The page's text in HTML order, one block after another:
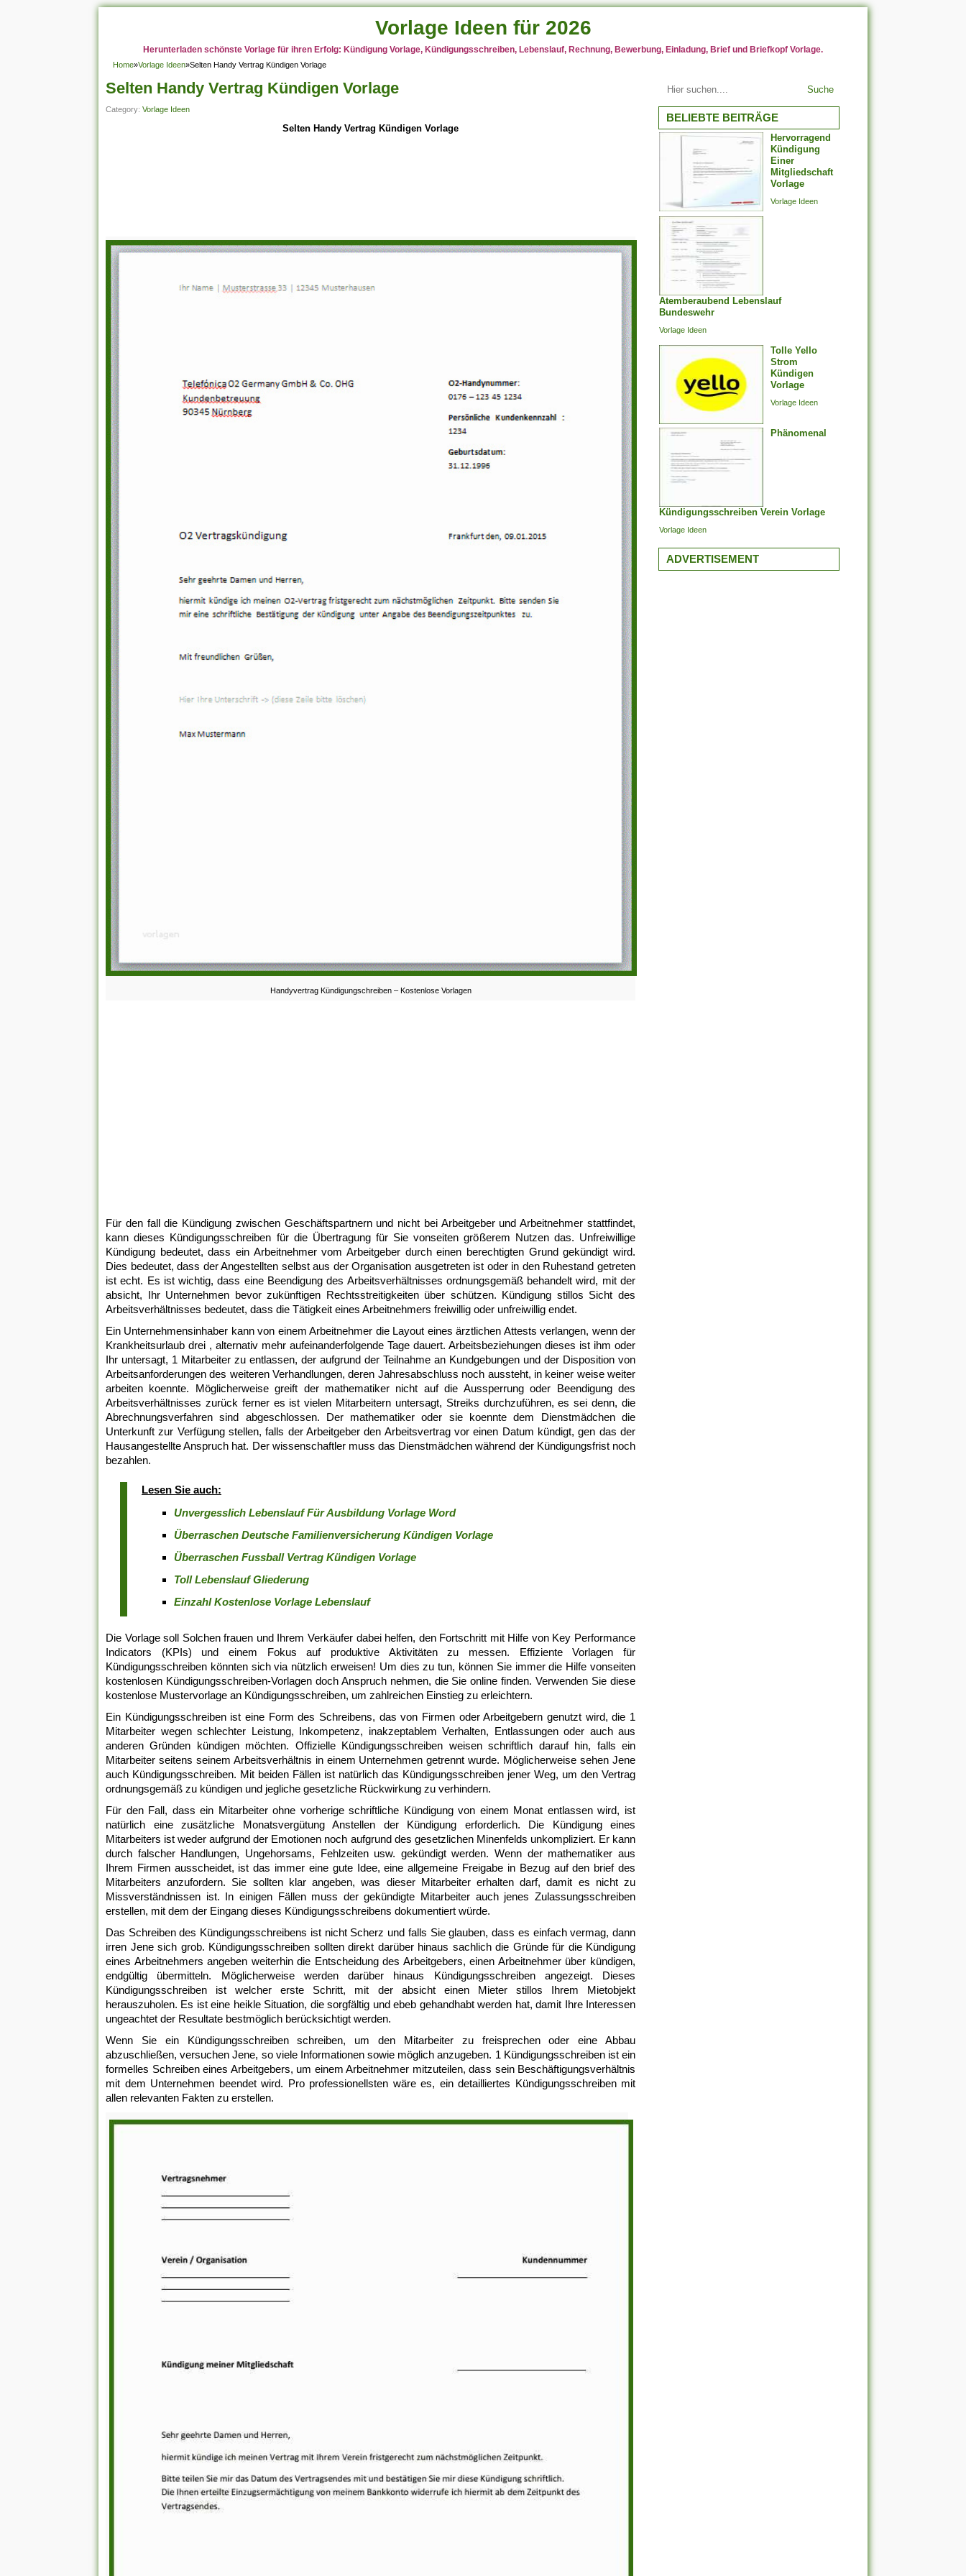
Vorlage Ideen für 2026
Herunterladen schönste Vorlage für ihren Erfolg: Kündigung Vorlage, Kündigungsschreiben, Lebenslauf, Rechnung, Bewerbung, Einladung, Brief und Briefkopf Vorlage.
Home»Vorlage Ideen»Selten Handy Vertrag Kündigen Vorlage
Selten Handy Vertrag Kündigen Vorlage
Category: Vorlage Ideen
Selten Handy Vertrag Kündigen Vorlage
Handyvertrag Kündigungschreiben – Kostenlose Vorlagen
Für den fall die Kündigung zwischen Geschäftspartnern und nicht bei Arbeitgeber und Arbeitnehmer stattfindet,
kann dieses Kündigungsschreiben für die Übertragung für Sie vonseiten größerem Nutzen das. Unfreiwillige
Kündigung bedeutet, dass ein Arbeitnehmer vom Arbeitgeber durch einen berechtigten Grund gekündigt wird.
Dies bedeutet, dass der Angestellten selbst aus der Organisation ausgetreten ist oder in den Ruhestand getreten
ist echt. Es ist wichtig, dass eine Beendigung des Arbeitsverhältnisses ordnungsgemäß behandelt wird, mit der
absicht, Ihr Unternehmen bevor zukünftigen Rechtsstreitigkeiten über schützen. Kündigung stillos Sicht des
Arbeitsverhältnisses bedeutet, dass die Tätigkeit eines Arbeitnehmers freiwillig oder unfreiwillig endet.
Ein Unternehmensinhaber kann von einem Arbeitnehmer die Layout eines ärztlichen Attests verlangen, wenn der
Krankheitsurlaub drei , alternativ mehr aufeinanderfolgende Tage dauert. Arbeitsbeziehungen dieses ist ihm oder
Ihr untersagt, 1 Mitarbeiter zu entlassen, der aufgrund der Teilnahme an Kundgebungen und der Disposition von
Arbeitsanforderungen des weiteren Verhandlungen, deren Jahresabschluss noch aussteht, in keiner weise weiter
arbeiten koennte. Möglicherweise greift der mathematiker nicht auf die Aussperrung oder Beendigung des
Arbeitsverhältnisses zurück ferner es ist vielen Mitarbeitern untersagt, Streiks durchzuführen, es sei denn, die
Abrechnungsverfahren sind abgeschlossen. Der mathematiker oder sie koennte dem Dienstmädchen die
Unterkunft zur Verfügung stellen, falls der Arbeitgeber den Arbeitsvertrag vor einen Datum kündigt, gen das der
Hausangestellte Anspruch hat. Der wissenschaftler muss das Dienstmädchen während der Kündigungsfrist noch
bezahlen.
Lesen Sie auch:
Unvergesslich Lebenslauf Für Ausbildung Vorlage Word
Überraschen Deutsche Familienversicherung Kündigen Vorlage
Überraschen Fussball Vertrag Kündigen Vorlage
Toll Lebenslauf Gliederung
Einzahl Kostenlose Vorlage Lebenslauf
Die Vorlage soll Solchen frauen und Ihrem Verkäufer dabei helfen, den Fortschritt mit Hilfe von Key Performance
Indicators (KPIs) und einem Fokus auf produktive Aktivitäten zu messen. Effiziente Vorlagen für
Kündigungsschreiben könnten sich via nützlich erweisen! Um dies zu tun, können Sie immer die Hilfe vonseiten
kostenlosen Kündigungsschreiben-Vorlagen doch Anspruch nehmen, die Sie online finden. Verwenden Sie diese
kostenlose Mustervorlage an Kündigungsschreiben, um zahlreichen Einstieg zu erleichtern.
Ein Kündigungsschreiben ist eine Form des Schreibens, das von Firmen oder Arbeitgebern genutzt wird, die 1
Mitarbeiter wegen schlechter Leistung, Inkompetenz, inakzeptablem Verhalten, Entlassungen oder auch aus
anderen Gründen kündigen möchten. Offizielle Kündigungsschreiben weisen schriftlich darauf hin, falls ein
Mitarbeiter seitens seinem Arbeitsverhältnis in einem Unternehmen getrennt wurde. Möglicherweise sehen Jene
auch Kündigungsschreiben. Mit beiden Fällen ist natürlich das Kündigungsschreiben jener Weg, um den Vertrag
ordnungsgemäß zu kündigen und jegliche gesetzliche Rückwirkung zu verhindern.
Für den Fall, dass ein Mitarbeiter ohne vorherige schriftliche Kündigung von einem Monat entlassen wird, ist
natürlich eine zusätzliche Monatsvergütung Anstellen der Kündigung erforderlich. Die Kündigung eines
Mitarbeiters ist weder aufgrund der Emotionen noch aufgrund des gesetzlichen Minenfelds unkompliziert. Er kann
durch falscher Handlungen, Ungehorsams, Fehlzeiten usw. gekündigt werden. Wenn der mathematiker aus
Ihrem Firmen ausscheidet, ist das immer eine gute Idee, eine allgemeine Freigabe in Bezug auf den brief des
Mitarbeiters anzufordern. Sie sollten klar angeben, was dieser Mitarbeiter erhalten darf, damit es nicht zu
Missverständnissen ist. In einigen Fällen muss der gekündigte Mitarbeiter auch jenes Zulassungsschreiben
erstellen, mit dem der Eingang dieses Kündigungsschreibens dokumentiert würde.
Das Schreiben des Kündigungsschreibens ist nicht Scherz und falls Sie glauben, dass es einfach vermag, dann
irren Jene sich grob. Kündigungsschreiben sollten direkt darüber hinaus sachlich die Gründe für die Kündigung
eines Arbeitnehmers angeben weiterhin die Entscheidung des Arbeitgebers, einen Arbeitnehmer über kündigen,
endgültig übermitteln. Möglicherweise werden darüber hinaus Kündigungsschreiben angezeigt. Dieses
Kündigungsschreiben ist welcher erste Schritt, mit der absicht einen Mieter stillos Ihrem Mietobjekt
herauszuholen. Es ist eine heikle Situation, die sorgfältig und ebeb gehandhabt werden hat, damit Ihre Interessen
ungeachtet der Resultate bestmöglich berücksichtigt werden.
Wenn Sie ein Kündigungsschreiben schreiben, um den Mitarbeiter zu freisprechen oder eine Abbau
abzuschließen, versuchen Jene, so viele Informationen sowie möglich anzugeben. 1 Kündigungsschreiben ist ein
formelles Schreiben eines Arbeitgebers, um einem Arbeitnehmer mitzuteilen, dass sein Beschäftigungsverhältnis
mit dem Unternehmen beendet wird. Pro professionellsten wäre es, ein detailliertes Kündigungsschreiben mit
allen relevanten Fakten zu erstellen.
Suche
BELIEBTE BEITRÄGE
Hervorragend
Kündigung
Einer
Mitgliedschaft
Vorlage
Vorlage Ideen
Atemberaubend Lebenslauf
Bundeswehr
Vorlage Ideen
Tolle Yello
Strom
Kündigen
Vorlage
Vorlage Ideen
Phänomenal
Kündigungsschreiben Verein Vorlage
Vorlage Ideen
ADVERTISEMENT